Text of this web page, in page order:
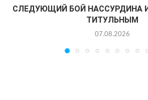
СЛЕДУЮЩИЙ БОЙ НАССУРДИНА
ТИТУЛЬНЫМ
07.08.2026